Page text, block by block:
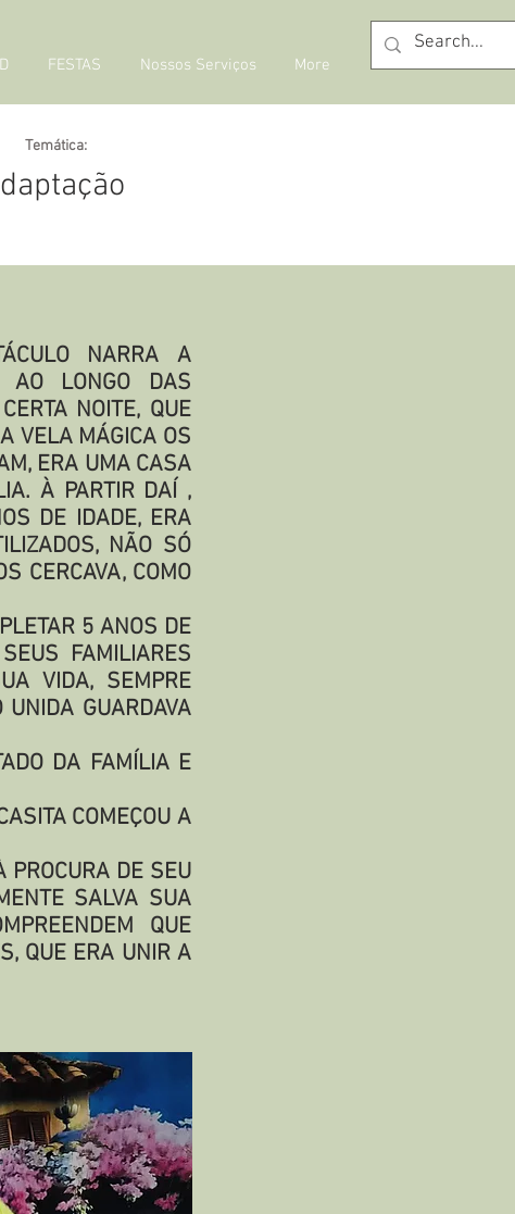
FESTAS Nossos Serviços More
Temática:
NARRA A
AO LONGO DAS
NOITE, QUE
VELA MÁGICA OS
ERA UMA CASA
À PARTIR DAÍ ,
DE IDADE, ERA
NÃO SÓ
CERCAVA, COMO
5 ANOS DE
FAMILIARES
VIDA, SEMPRE
GUARDAVA
DA FAMÍLIA E
COMEÇOU A
PROCURA DE SEU
SALVA SUA
QUE
QUE ERA UNIR A